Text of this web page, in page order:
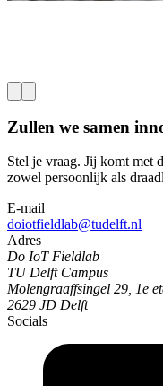
Zullen we samen
Stel je vraag. Jij komt met
zowel persoonlijk als
E-mail
doiotfieldlab@tudelft.nl
Adres
Do IoT Fieldlab
TU Delft Campus
Molengraaffsingel 29, 1e
2629 JD Delft
Socials